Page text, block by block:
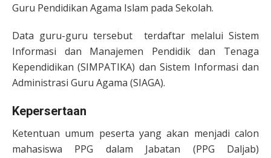
Guru Pendidikan Agama Islam pada Sekolah.
Data guru-guru tersebut terdaftar melalui Sistem
Informasi dan Manajemen Pendidik dan Tenaga
Kependidikan (SIMPATIKA) dan Sistem Informasi dan
Administrasi Guru Agama (SIAGA).
Kepersertaan
Ketentuan umum peserta yang akan menjadi calon
mahasiswa PPG dalam Jabatan (PPG Daljab)